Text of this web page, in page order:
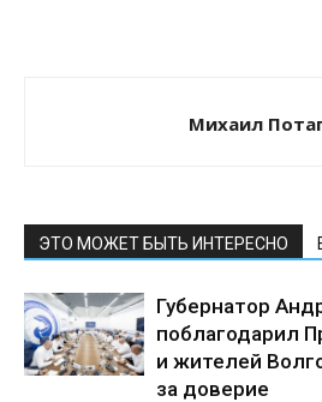
Михаил
ЭТО МОЖЕТ БЫТЬ ИНТЕРЕСНО
Губернатор
поблагодарил
и жителей
за доверие